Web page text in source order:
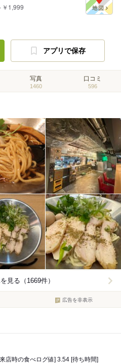
￥1,999
アプリで保存
写真
1460
口コミ
596
見る（1669件）
広告を非表示